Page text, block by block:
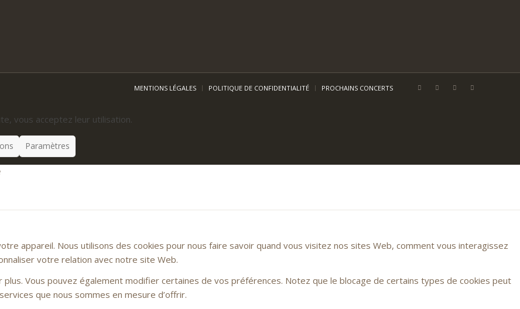
MENTIONS LÉGALES POLITIQUE DE CONFIDENTIALITÉ PROCHAINS CONCERTS
vous acceptez leur utilisation.
Paramètres
appareil. Nous utilisons des cookies pour nous faire savoir quand vous visitez nos sites Web, comment vous interagissez
votre relation avec notre site Web.
Vous pouvez également modifier certaines de vos préférences. Notez que le blocage de certains types de cookies peut
que nous sommes en mesure d’offrir.